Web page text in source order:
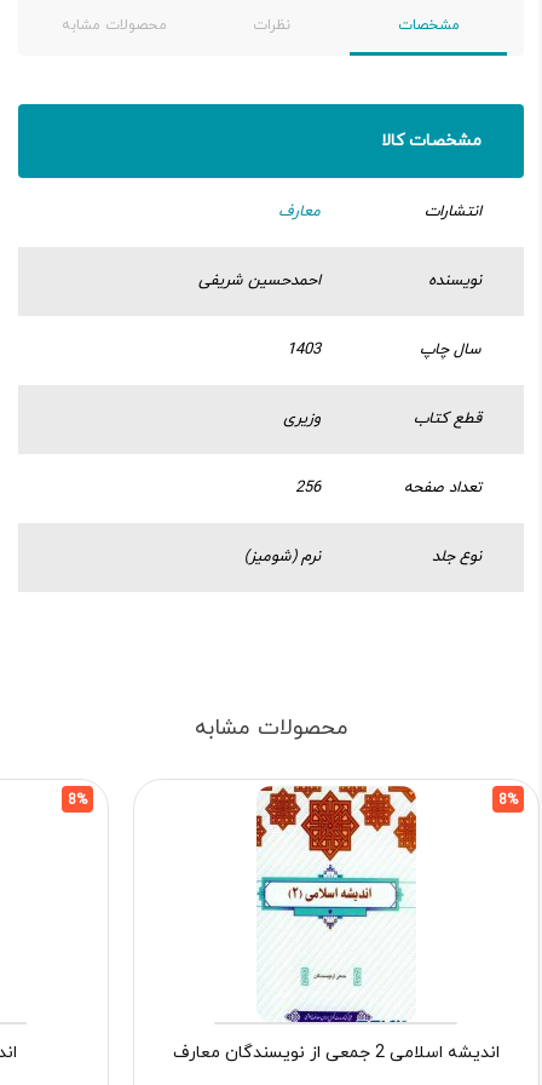
مشخصات نظرات محصولات مشابه
مشخصات کالا
انتشارات معارف
نویسنده احمدحسین شریفی
سال چاپ 1403
قطع کتاب وزیری
تعداد صفحه 256
نوع جلد نرم (شومیز)
محصولات مشابه
8%
اندیشه اسلامی 2 جمعی از نویسندگان معارف
8%